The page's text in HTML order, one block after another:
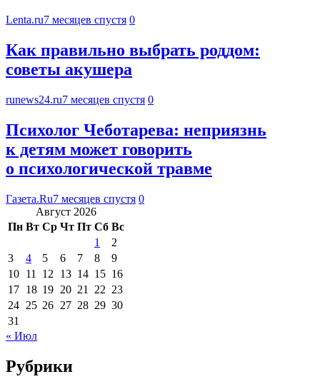
Lenta.ru7 месяцев спустя 0
Как правильно выбрать роддом:
советы акушера
runews24.ru7 месяцев спустя 0
Психолог Чеботарева: неприязнь
к детям может говорить
о психологической травме
Газета.Ru7 месяцев спустя 0
Август 2026
Пн Вт Ср Чт Пт Сб Вс
1
2
3
4 5 6 7 8
9
10 11 12 13 14 15 16
17 18 19 20 21 22 23
24 25 26 27 28 29 30
31
« Июл
Рубрики